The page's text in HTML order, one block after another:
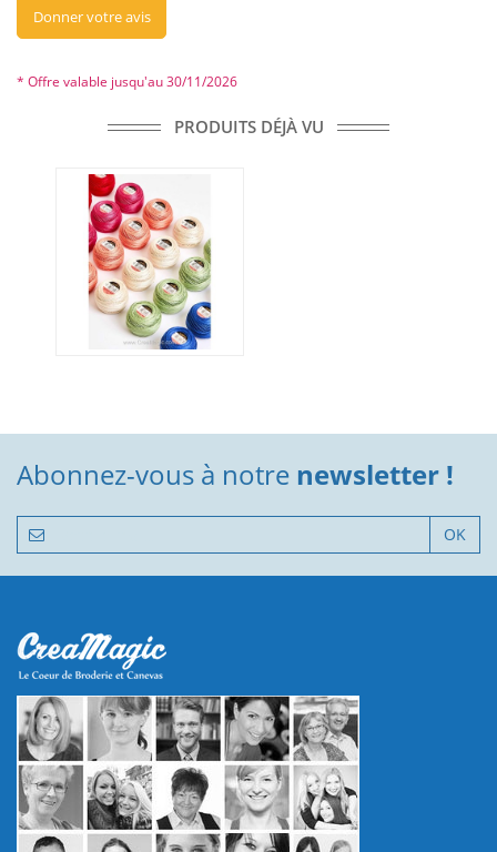
Donner votre avis
* Offre valable jusqu'au 30/11/2026
PRODUITS DÉJÀ VU
Abonnez-vous à notre newsletter !
OK